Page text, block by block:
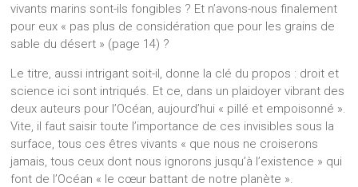
vivants marins sont-ils fongibles ? Et n’avons-nous finalement
pour eux « pas plus de considération que pour les grains de
sable du désert » (page 14) ?
Le titre, aussi intrigant soit-il, donne la clé du propos : droit et
science ici sont intriqués. Et ce, dans un plaidoyer vibrant des
deux auteurs pour l’Océan, aujourd’hui « pillé et empoisonné ».
Vite, il faut saisir toute l’importance de ces invisibles sous la
surface, tous ces êtres vivants « que nous ne croiserons
jamais, tous ceux dont nous ignorons jusqu’à l’existence » qui
font de l’Océan « le cœur battant de notre planète ».